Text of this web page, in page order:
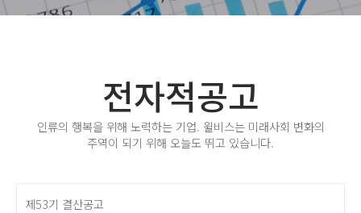
전자적공고
인류의 행복을 위해 노력하는 기업. 윌비스는 미래사회 변화의
주역이 되기 위해 오늘도 뛰고 있습니다.
제53기 결산공고